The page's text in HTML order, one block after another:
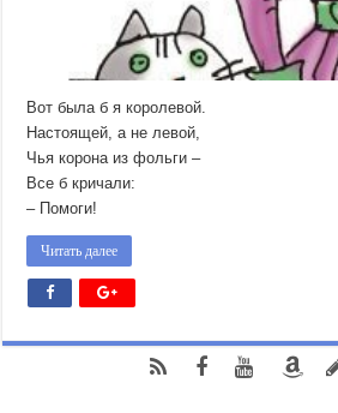
Вот была б я королевой.
Настоящей, а не левой,
Чья корона из фольги –
Все б кричали:
– Помоги!
Читать далее